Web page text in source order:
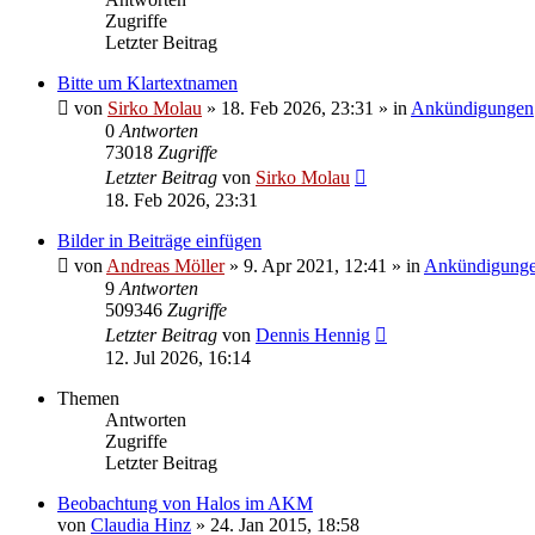
Zugriffe
Letzter Beitrag
Bitte um Klartextnamen
von Sirko Molau » 18. Feb 2026, 23:31 » in Ankündigungen
0 Antworten
73018 Zugriffe
Letzter Beitrag von Sirko Molau
18. Feb 2026, 23:31
Bilder in Beiträge einfügen
von Andreas Möller» 9. Apr 2021, 12:41 » in
9 Antworten
509346 Zugriffe
Letzter Beitrag von Dennis Hennig
12. Jul 2026, 16:14
Themen
Antworten
Zugriffe
Letzter Beitrag
Beobachtung von Halos im AKM
von Claudia Hinz » 24. Jan 2015, 18:58